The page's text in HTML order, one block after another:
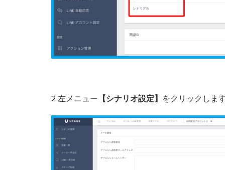
2.左メニュー 【シナリオ設定】 をクリックしま